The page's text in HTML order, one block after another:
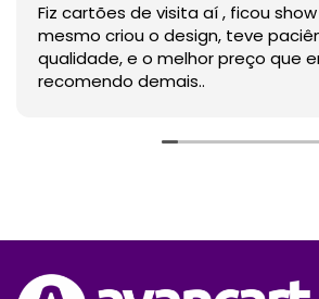
Fiz cartões de visita aí , ficou
mesmo criou o design, teve
qualidade, e o melhor preço que
recomendo demais..